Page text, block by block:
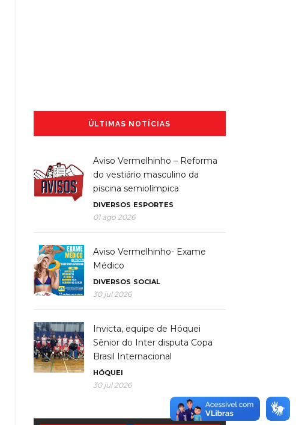
ÚLTIMAS NOTÍCIAS
Aviso Vermelhinho – Reforma
do vestiário masculino da
piscina semiolímpica
DIVERSOS ESPORTES
01 ago 2026
Aviso Vermelhinho- Exame
Médico
DIVERSOS SOCIAL
30 jul 2026
Invicta, equipe de Hóquei
Sênior do Inter disputa Copa
Brasil Internacional
HÓQUEI
30 jul 2026